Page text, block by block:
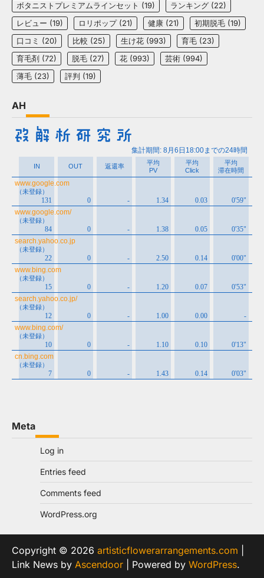
ボタニストプレミアムラインセット (19) ランキング (22)
レビュー (19) ロリポップ(21) 健康 (21) 初期脱毛 (19)
口コミ (20) 比較 (25) 生け花 (993) 育毛 (23)
育毛剤 (72) 脱毛 (27) 花 (993) 芸術 (994)
薄毛 (23) 評判 (19)
AH
Meta
Log in
Entries feed
Comments feed
WordPress.org
Copyright © 2026 artisticflowerarrangements.com
Link News by Ascendoor | Powered by WordPress.